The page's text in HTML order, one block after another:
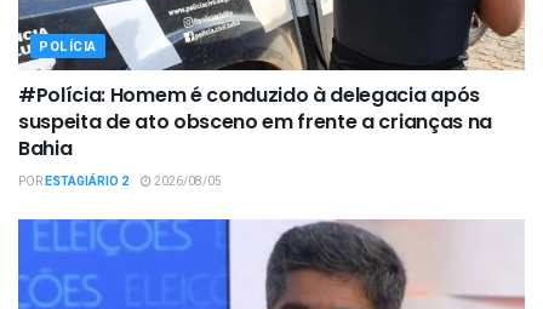
POLÍCIA
#Polícia: Homem é conduzido à delegacia após
suspeita de ato obsceno em frente a crianças na
Bahia
PORESTAGIÁRIO 2 2026/08/05